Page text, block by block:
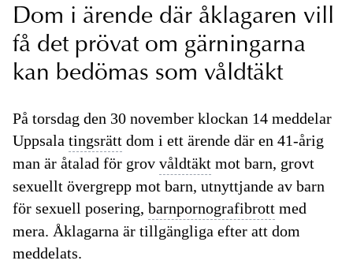
Dom i ärende där åklagaren vill
få det prövat om gärningarna
kan bedömas som våldtäkt
På torsdag den 30 november klockan 14 meddelar
Uppsala tingsrätt dom i ett ärende där en 41-årig
man är åtalad för grov våldtäkt mot barn, grovt
sexuellt övergrepp mot barn, utnyttjande av barn
för sexuell posering, barnpornografibrott med
mera. Åklagarna är tillgängliga efter att dom
meddelats.